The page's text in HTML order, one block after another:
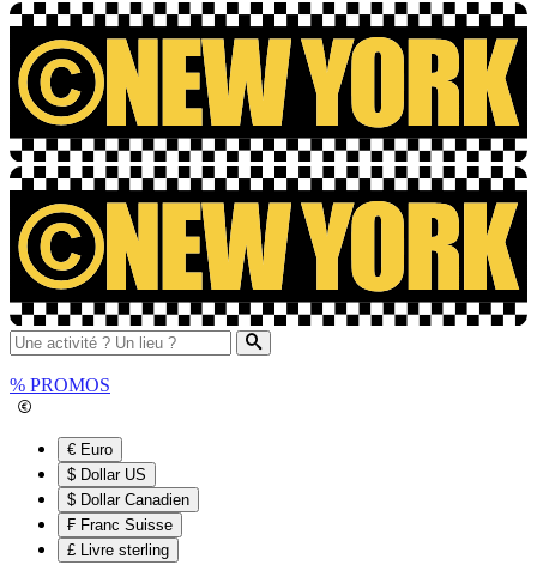
% PROMOS
€ Euro
$ Dollar US
$ Dollar Canadien
₣ Franc Suisse
£ Livre sterling